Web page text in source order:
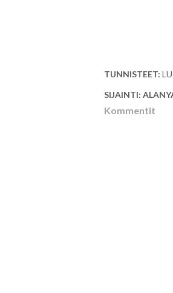
TUNNISTEET:
SIJAINTI:
Kommentit